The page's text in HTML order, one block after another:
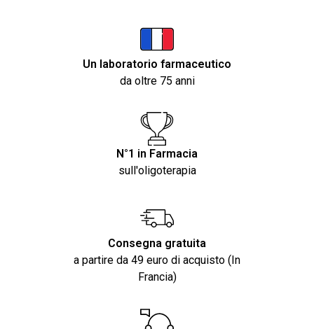
Un laboratorio farmaceutico
da oltre 75 anni
N°1 in Farmacia
sull'oligoterapia
Consegna gratuita
a partire da 49 euro di acquisto (In
Francia)